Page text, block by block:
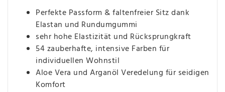
Perfekte Passform & faltenfreier Sitz dank
Elastan und Rundumgummi
sehr hohe Elastizität und Rücksprungkraft
54 zauberhafte, intensive Farben für
individuellen Wohnstil
Aloe Vera und Arganöl Veredelung für seidigen
Komfort